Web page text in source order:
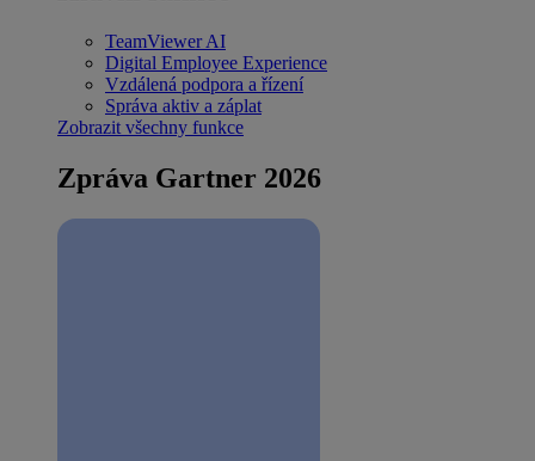
TeamViewer AI
Digital Employee Experience
Vzdálená podpora a řízení
Správa aktiv a záplat
Zobrazit všechny funkce
Zpráva Gartner 2026